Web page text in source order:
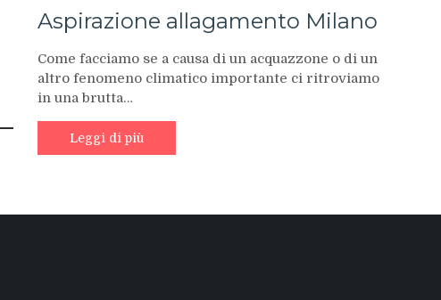
Aspirazione allagamento Milano
Come facciamo se a causa di un acquazzone o di un
altro fenomeno climatico importante ci ritroviamo
in una brutta…
Leggi di più